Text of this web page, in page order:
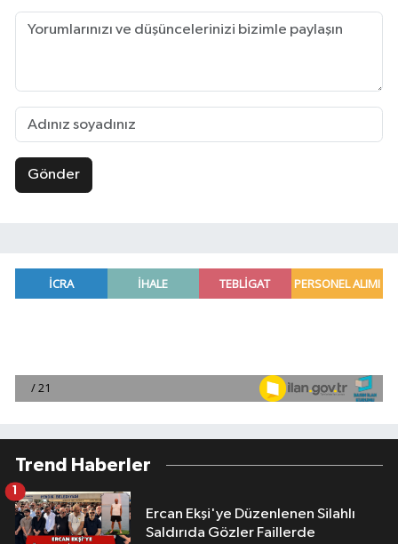
Gönder
Trend Haberler
Ercan Ekşi'ye Düzenlenen Silahlı
Saldırıda Gözler Faillerde
1